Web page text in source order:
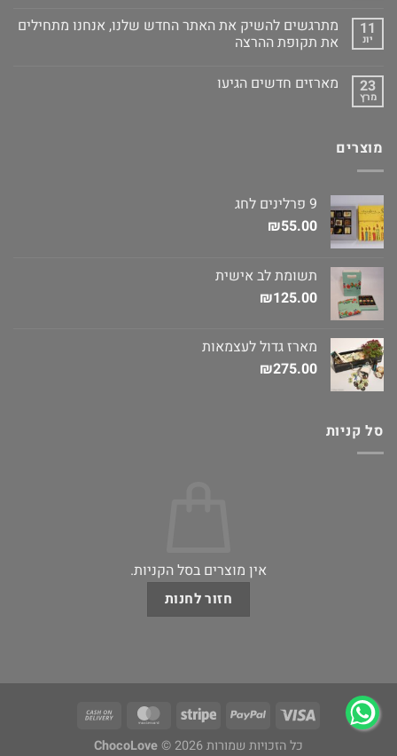
11
יונ
מתרגשים להשיק את האתר החדש שלנו, אנחנו מתחילים
את תקופת ההרצה
23
מרץ
מארזים חדשים הגיעו
מוצרים
9 פרלינים לחג
₪55.00
תשומת לב אישית
₪125.00
מארז גדול לעצמאות
₪275.00
סל קניות
אין מוצרים בסל הקניות.
חזור לחנות
כל הזכויות שמורות 2026 © ChocoLove